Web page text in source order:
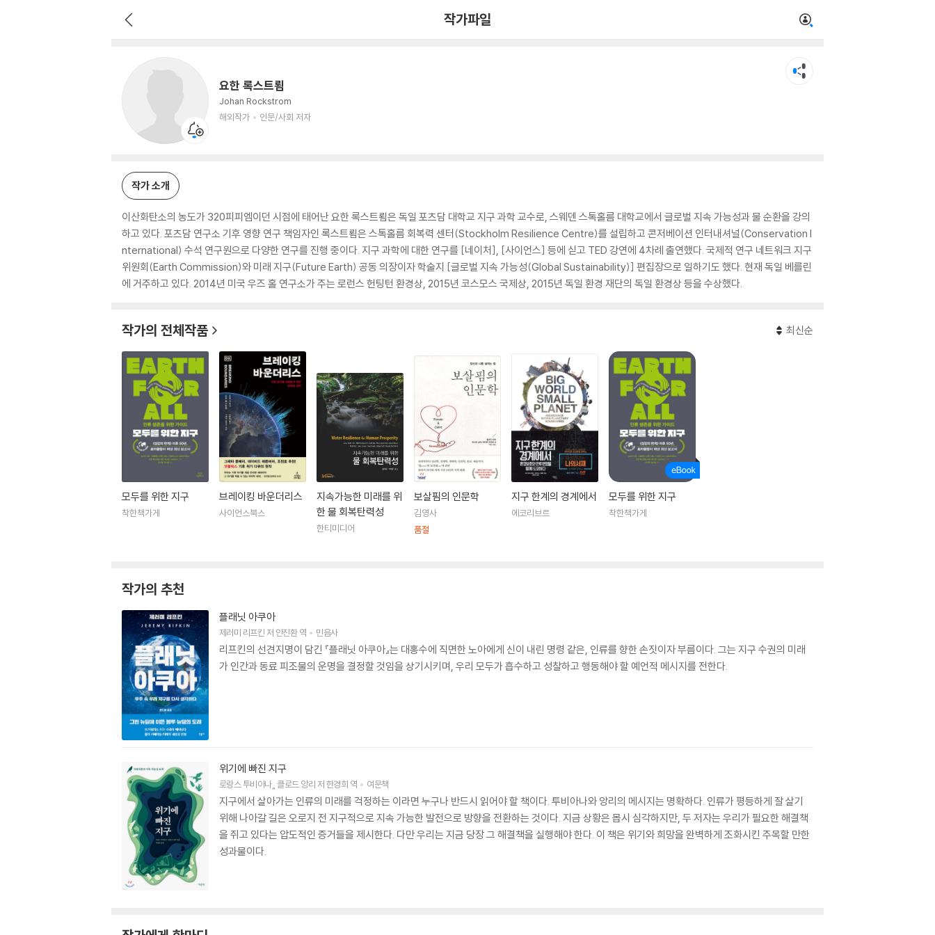
작가파일
요한 록스트룀
Johan Rockstrom
해외작가
인문/사회 저자
작가 소개
이산화탄소의 농도가 320피피엠이던 시점에 태어난 요한 록스트룀은 독일 포츠담 대학교 지구 과학 교수로, 스웨덴 스톡홀름 대학교에서 글로벌 지속 가능성과 물 순환을 강의
하고 있다. 포츠담 연구소 기후 영향 연구 책임자인 록스트룀은 스톡홀름 회복력 센터(Stockholm Resilience Centre)를 설립하고 콘저베이션 인터내셔널(Conservation I
nternational) 수석 연구원으로 다양한 연구를 진행 중이다. 지구 과학에 대한 연구를 [네이처], [사이언스] 등에 싣고 TED 강연에 4차례 출연했다. 국제적 연구 네트워크 지구
위원회(Earth Commission)와 미래 지구(Future Earth) 공동 의장이자 학술지 [글로벌 지속 가능성(Global Sustainability)] 편집장으로 일하기도 했다. 현재 독일 베를린
에 거주하고 있다. 2014년 미국 우즈 홀 연구소가 주는 로런스 헌팅턴 환경상, 2015년 코스모스 국제상, 2015년 독일 환경 재단의 독일 환경상 등을 수상했다.
작가의 전체작품 최신순
모두를 위한 지구
착한책가게
브레이킹 바운더리스
사이언스북스
지속가능한 미래를 위
한 물 회복탄력성
한티미디어
보살핌의 인문학
김영사
품절
지구 한계의 경계에서
에코리브르
모두를 위한 지구
착한책가게
작가의 추천
플래닛 아쿠아
제러미 리프킨저 안진환역 민음사
리프킨의 선견지명이 담긴 『플래닛 아쿠아』는 대홍수에 직면한 노아에게 신이 내린 명령 같은, 인류를 향한 손짓이자 부름이다. 그는 지구 수권의 미래
가 인간과 동료 피조물의 운명을 결정할 것임을 상기시키며, 우리 모두가 흡수하고 성찰하고 행동해야 할 예언적 메시지를 전한다.
위기에 빠진 지구
로랑스 투비아나, 클로드 앙리저한경희 역 여문책
지구에서 살아가는 인류의 미래를 걱정하는 이라면 누구나 반드시 읽어야 할 책이다. 투비아나와 앙리의 메시지는 명확하다. 인류가 평등하게 잘 살기
위해 나아갈 길은 오로지 전 지구적으로 지속 가능한 발전으로 방향을 전환하는 것이다. 지금 상황은 몹시 심각하지만, 두 저자는 우리가 필요한 해결책
을 쥐고 있다는 압도적인 증거들을 제시한다. 다만 우리는 지금 당장 그 해결책을 실행해야 한다. 이 책은 위기와 희망을 완벽하게 조화시킨 주목할 만한
성과물이다.